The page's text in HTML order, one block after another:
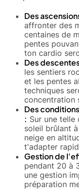
Des
affronter des
centaines de
pentes
ton cardio
Des
les sentiers
et les pentes
techniques
concentration
Des
: Sur une telle
soleil brûlant
neige en
t'adapter
Gestion de
pendant 20 à
une gestion
préparation